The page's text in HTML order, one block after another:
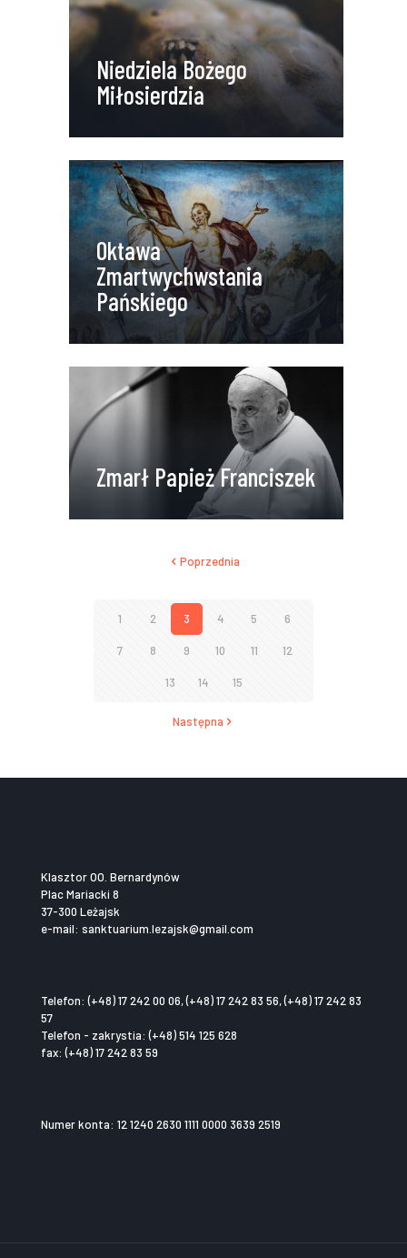
Niedziela Bożego
Miłosierdzia
Oktawa
Zmartwychwstania
Pańskiego
Zmarł Papież Franciszek
Poprzednia
1 2 3 4 5 6
7 8 9 10 11 12
13 14 15
Następna
Klasztor OO. Bernardynów
Plac Mariacki 8
37-300 Leżajsk
e-mail: sanktuarium.lezajsk@gmail.com
Telefon: (+48) 17 242 00 06, (+48) 17 242 83 56, (+48) 17 242 83
57
Telefon - zakrystia: (+48) 514 125 628
fax: (+48) 17 242 83 59
Numer konta: 12 1240 2630 1111 0000 3639 2519